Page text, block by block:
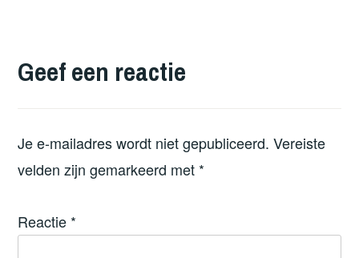
Geef een reactie
Je e-mailadres wordt niet gepubliceerd. Vereiste
velden zijn gemarkeerd met *
Reactie *